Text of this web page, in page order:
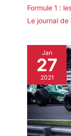
Formule 1 :
Le journal de
Jan
27
2021